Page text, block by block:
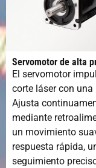
Servomotor de alta
El servomotor
corte láser con
Ajusta
mediante
un movimiento
respuesta rápida,
seguimiento